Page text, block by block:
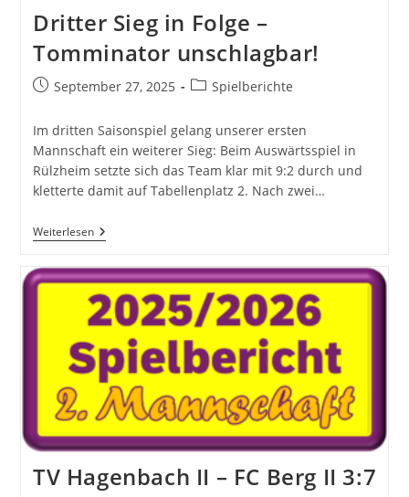
Dritter Sieg in Folge –
Tomminator unschlagbar!
BeitragSeptember 27, 2025
Beitrags-
Spielberichte
Im dritten Saisonspiel gelang unserer ersten
Mannschaft ein weiterer Sieg: Beim Auswärtsspiel in
Rülzheim setzte sich das Team klar mit 9:2 durch und
kletterte damit auf Tabellenplatz 2. Nach zwei…
WeiterlesenDritter
Sieg
Folge
–
Tomminator
Unschlagbar!
TV Hagenbach II – FC Berg II 3:7